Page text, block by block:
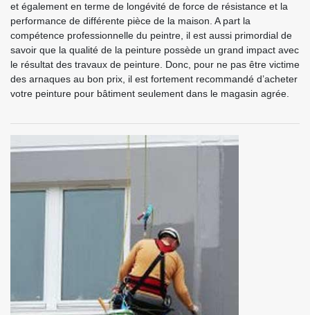
et également en terme de longévité de force de résistance et la
performance de différente pièce de la maison. A part la
compétence professionnelle du peintre, il est aussi primordial de
savoir que la qualité de la peinture possède un grand impact avec
le résultat des travaux de peinture. Donc, pour ne pas être victime
des arnaques au bon prix, il est fortement recommandé d’acheter
votre peinture pour bâtiment seulement dans le magasin agrée.